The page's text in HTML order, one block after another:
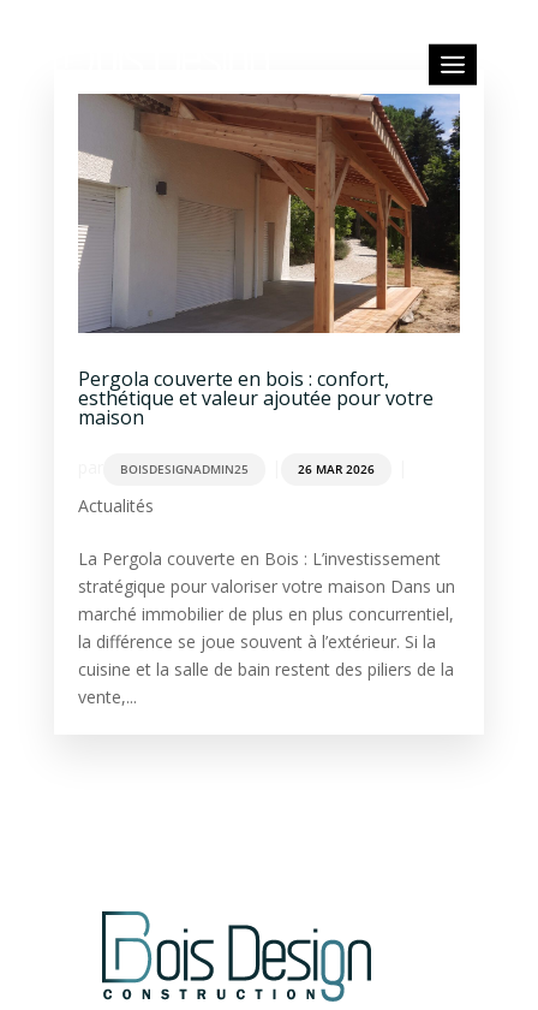
Pergola couverte en bois : confort,
esthétique et valeur ajoutée pour votre
maison
BOISDESIGNADMIN25 26 MAR 2026
Actualités
La Pergola couverte en Bois : L’investissement
stratégique pour valoriser votre maison Dans un
marché immobilier de plus en plus concurrentiel,
la différence se joue souvent à l’extérieur. Si la
cuisine et la salle de bain restent des piliers de la
vente,...